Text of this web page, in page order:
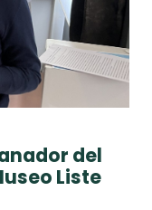
del
Liste